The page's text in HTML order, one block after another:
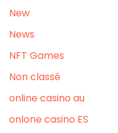
New
News
NFT Games
Non classé
online casino au
onlone casino ES